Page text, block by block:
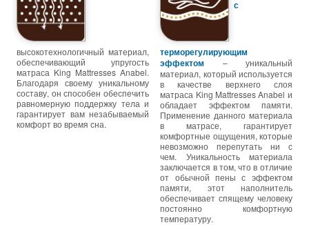
высокотехнологичный материал,
обеспечивающий упругость
матраса King Mattresses Anabel.
Благодаря своему уникальному
составу, он способен обеспечить
равномерную поддержку тела и
гарантирует вам незабываемый
комфорт во время сна.
с
терморегулирующим
эффектом – уникальный
материал, который используется
в качестве верхнего слоя
матраса King Mattresses Anabel и
обладает эффектом памяти.
Применение данного материала
в матрасе, гарантирует
комфортные ощущения, которые
невозможно перепутать ни с
чем. Уникальность материала
заключается в том, что в отличие
от обычной пены с эффектом
памяти, этот наполнитель
обеспечивает спящему человеку
постоянно комфортную
температуру.